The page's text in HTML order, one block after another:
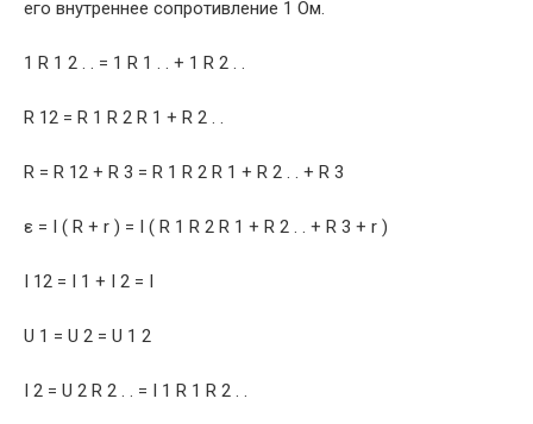
его внутреннее сопротивление 1 Ом.
1 R 1 2 . . = 1 R 1 . . + 1 R 2 . .
R 12 = R 1 R 2 R 1 + R 2 . .
R = R 12 + R 3 = R 1 R 2 R 1 + R 2 . . + R 3
ε = I ( R + r ) = I ( R 1 R 2 R 1 + R 2 . . + R 3 + r )
I 12 = I 1 + I 2 = I
U 1 = U 2 = U 1 2
I 2 = U 2 R 2 . . = I 1 R 1 R 2 . .